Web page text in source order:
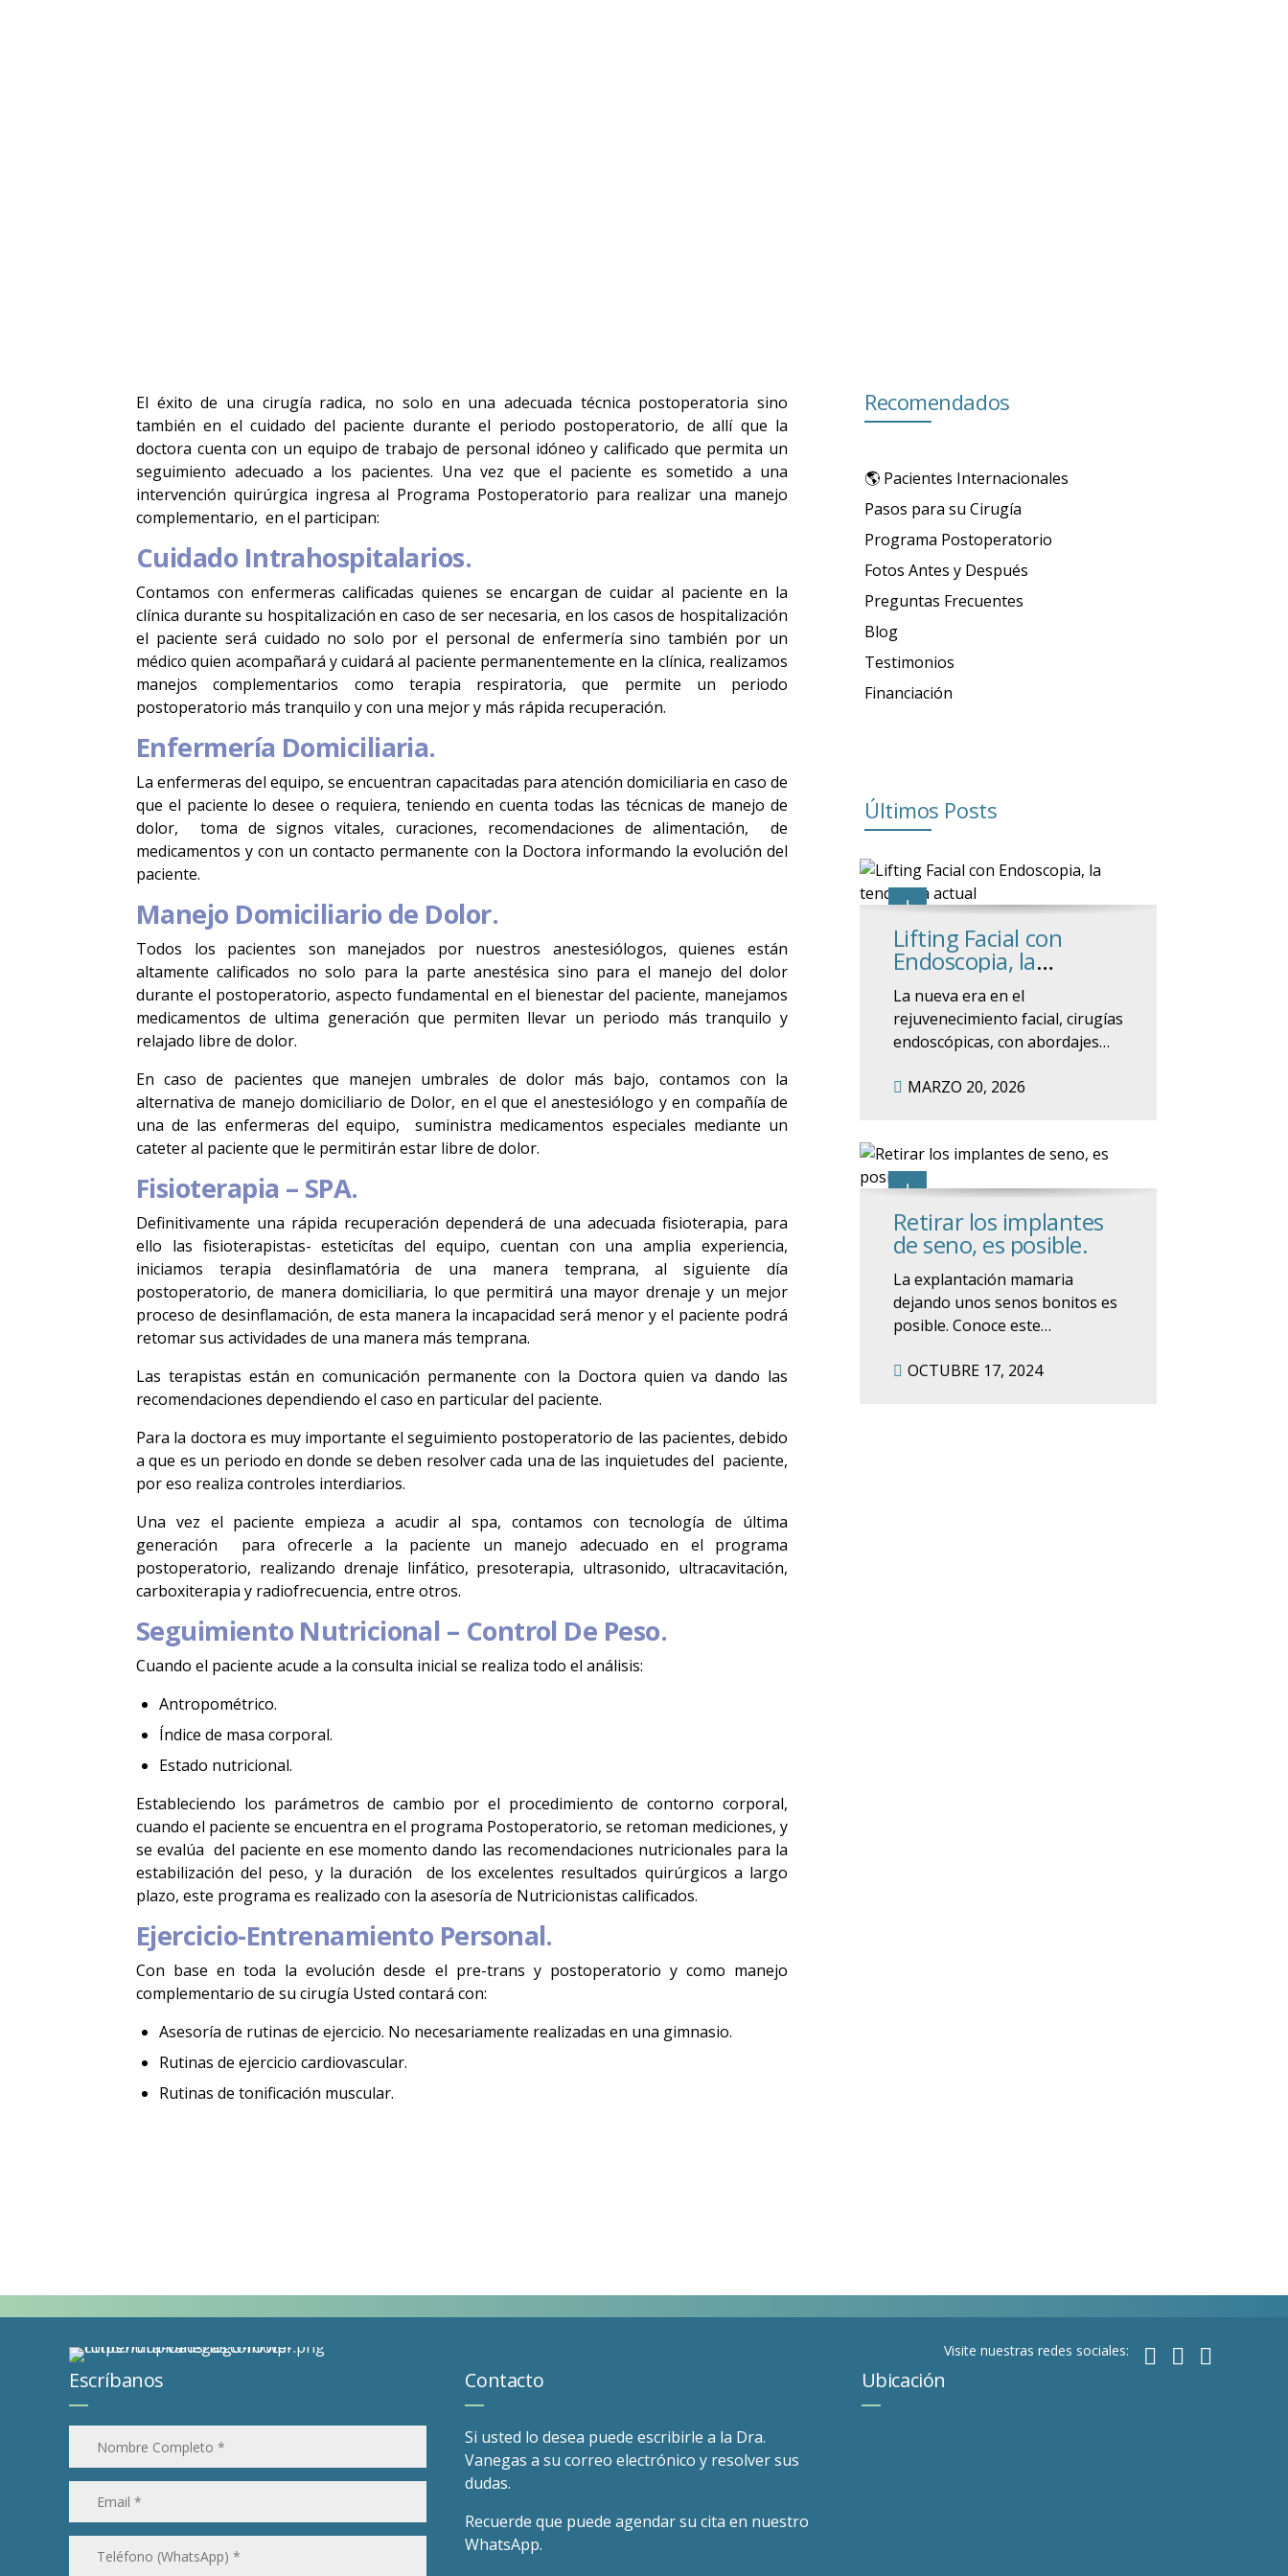
El éxito de una cirugía radica, no solo en una adecuada técnica postoperatoria sino
también en el cuidado del paciente durante el periodo postoperatorio, de allí que la
doctora cuenta con un equipo de trabajo de personal idóneo y calificado que permita un
seguimiento adecuado a los pacientes. Una vez que el paciente es sometido a una
intervención quirúrgica ingresa al Programa Postoperatorio para realizar una manejo
complementario, en el participan:
Cuidado Intrahospitalarios.
Contamos con enfermeras calificadas quienes se encargan de cuidar al paciente en la
clínica durante su hospitalización en caso de ser necesaria, en los casos de hospitalización
el paciente será cuidado no solo por el personal de enfermería sino también por un
médico quien acompañará y cuidará al paciente permanentemente en la clínica, realizamos
manejos complementarios como terapia respiratoria, que permite un periodo
postoperatorio más tranquilo y con una mejor y más rápida recuperación.
Enfermería Domiciliaria.
La enfermeras del equipo, se encuentran capacitadas para atención domiciliaria en caso de
que el paciente lo desee o requiera, teniendo en cuenta todas las técnicas de manejo de
dolor, toma de signos vitales, curaciones, recomendaciones de alimentación, de
medicamentos y con un contacto permanente con la Doctora informando la evolución del
paciente.
Manejo Domiciliario de Dolor.
Todos los pacientes son manejados por nuestros anestesiólogos, quienes están
altamente calificados no solo para la parte anestésica sino para el manejo del dolor
durante el postoperatorio, aspecto fundamental en el bienestar del paciente, manejamos
medicamentos de ultima generación que permiten llevar un periodo más tranquilo y
relajado libre de dolor.
En caso de pacientes que manejen umbrales de dolor más bajo, contamos con la
alternativa de manejo domiciliario de Dolor, en el que el anestesiólogo y en compañía de
una de las enfermeras del equipo, suministra medicamentos especiales mediante un
cateter al paciente que le permitirán estar libre de dolor.
Fisioterapia – SPA.
Definitivamente una rápida recuperación dependerá de una adecuada fisioterapia, para
ello las fisioterapistas- esteticítas del equipo, cuentan con una amplia experiencia,
iniciamos terapia desinflamatória de una manera temprana, al siguiente día
postoperatorio, de manera domiciliaria, lo que permitirá una mayor drenaje y un mejor
proceso de desinflamación, de esta manera la incapacidad será menor y el paciente podrá
retomar sus actividades de una manera más temprana.
Las terapistas están en comunicación permanente con la Doctora quien va dando las
recomendaciones dependiendo el caso en particular del paciente.
Para la doctora es muy importante el seguimiento postoperatorio de las pacientes, debido
a que es un periodo en donde se deben resolver cada una de las inquietudes del paciente,
por eso realiza controles interdiarios.
Una vez el paciente empieza a acudir al spa, contamos con tecnología de última
generación para ofrecerle a la paciente un manejo adecuado en el programa
postoperatorio, realizando drenaje linfático, presoterapia, ultrasonido, ultracavitación,
carboxiterapia y radiofrecuencia, entre otros.
Seguimiento Nutricional – Control De Peso.
Cuando el paciente acude a la consulta inicial se realiza todo el análisis:
Antropométrico.
Índice de masa corporal.
Estado nutricional.
Estableciendo los parámetros de cambio por el procedimiento de contorno corporal,
cuando el paciente se encuentra en el programa Postoperatorio, se retoman mediciones, y
se evalúa del paciente en ese momento dando las recomendaciones nutricionales para la
estabilización del peso, y la duración de los excelentes resultados quirúrgicos a largo
plazo, este programa es realizado con la asesoría de Nutricionistas calificados.
Ejercicio-Entrenamiento Personal.
Con base en toda la evolución desde el pre-trans y postoperatorio y como manejo
complementario de su cirugía Usted contará con:
Asesoría de rutinas de ejercicio. No necesariamente realizadas en una gimnasio.
Rutinas de ejercicio cardiovascular.
Rutinas de tonificación muscular.
Recomendados
🌎 Pacientes Internacionales
Pasos para su Cirugía
Programa Postoperatorio
Fotos Antes y Después
Preguntas Frecuentes
Blog
Testimonios
Financiación
Últimos Posts
MARZO 20, 2026
Lifting Facial con
Endoscopia, la
tendencia actual
La nueva era en el
rejuvenecimiento facial, cirugías
endoscópicas, con abordajes
conocido como deep
resultados naturales con alta
precisión.
OCTUBRE 17, 2024
Retirar los implantes
de seno, es posible.
La explantación mamaria
dejando unos senos bonitos es
posible. Conoce este
Visite nuestras redes sociales:
Escríbanos Contacto
Si usted lo desea puede escribirle a la Dra.
Vanegas a su correo electrónico y resolver sus
dudas.
Recuerde que puede agendar su cita en nuestro
WhatsApp.
Ubicación